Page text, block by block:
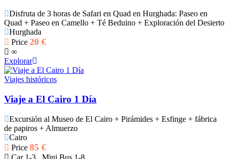
Disfruta de 3 horas de Safari en Quad en Hurghada: Paseo en
Quad + Paseo en Camello + Té Beduino + Exploración del Desierto
Hurghada
Price 20 €
∞
Explorar
Viajes históricos
Viaje a El Cairo 1 Día
Excursión al Museo de El Cairo + Pirámides + Esfinge + fábrica
de papiros + Almuerzo
Cairo
Price 85 €
Car 1-3 , Mini Bus 1-8